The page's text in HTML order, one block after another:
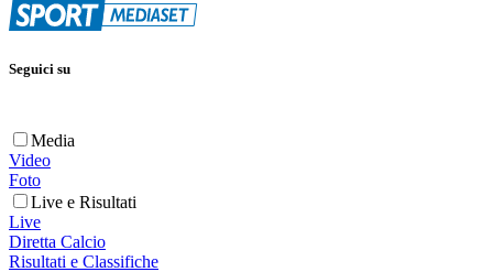
Seguici su
Media
Video
Foto
Live e Risultati
Live
Diretta Calcio
Risultati e Classifiche